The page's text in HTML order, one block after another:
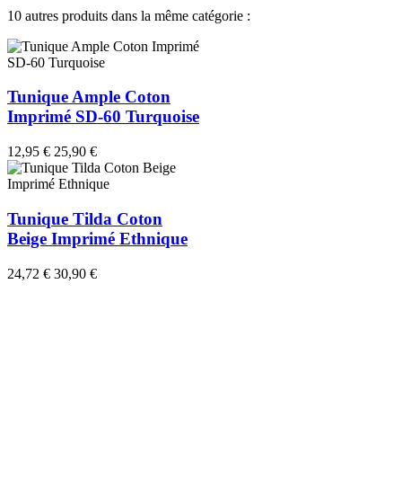
10 autres produits dans la même catégorie :
Tunique Ample Coton
Imprimé SD-60 Turquoise
12,95 € 25,90 €
Tunique Tilda Coton
Beige Imprimé Ethnique
24,72 € 30,90 €